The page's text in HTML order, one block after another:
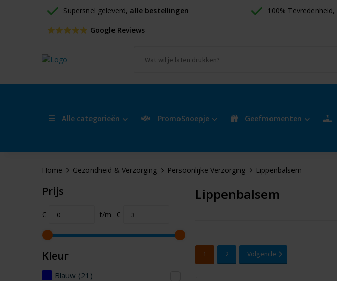
Supersnel geleverd, alle bestellingen 100% Tevredenheid,
Google Reviews
Alle categorieën PromoSnoepje Geefmomenten
Home Gezondheid & Verzorging Persoonlijke Verzorging Lippenbalsem
Prijs
€ t/m €
Kleur
Blauw (21)
Lippenbalsem
1 2 Volgende